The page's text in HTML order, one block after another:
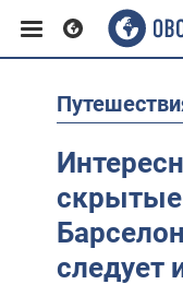
Европа
Азияследует